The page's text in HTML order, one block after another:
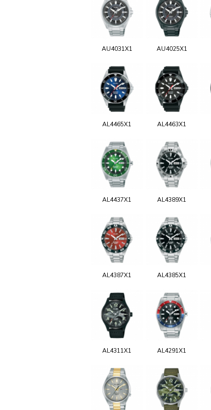
AU4031X1 AU4025X1
AL4465X1 AL4463X1
AL4437X1 AL4389X1
AL4387X1 AL4385X1
AL4311X1 AL4291X1